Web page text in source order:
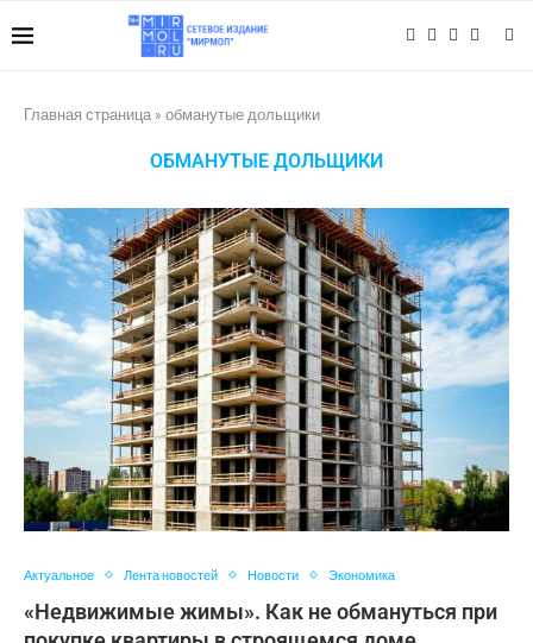
Главная страница » обманутые дольщики
ОБМАНУТЫЕ ДОЛЬЩИКИ
Актуальное Лента новостей Новости Экономика
«Недвижимые жимы». Как не обмануться при